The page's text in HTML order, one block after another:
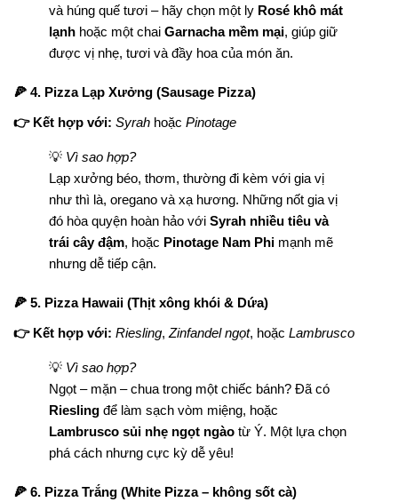
và húng quế tươi – hãy chọn một ly Rosé khô mát
lạnh hoặc một chai Garnacha mềm mại, giúp giữ
được vị nhẹ, tươi và đầy hoa của món ăn.
🍕 4. Pizza Lạp Xưởng (Sausage Pizza)
👉 Kết hợp với: Syrah hoặc Pinotage
💡 Vì sao hợp?
Lạp xưởng béo, thơm, thường đi kèm với gia vị
như thì là, oregano và xạ hương. Những nốt gia vị
đó hòa quyện hoàn hảo với Syrah nhiều tiêu và
trái cây đậm, hoặc Pinotage Nam Phi mạnh mẽ
nhưng dễ tiếp cận.
🍕 5. Pizza Hawaii (Thịt xông khói & Dứa)
👉 Kết hợp với: Riesling, Zinfandel ngọt, hoặc Lambrusco
💡 Vì sao hợp?
Ngọt – mặn – chua trong một chiếc bánh? Đã có
Riesling để làm sạch vòm miệng, hoặc
Lambrusco sủi nhẹ ngọt ngào từ Ý. Một lựa chọn
phá cách nhưng cực kỳ dễ yêu!
🍕 6. Pizza Trắng (White Pizza – không sốt cà)